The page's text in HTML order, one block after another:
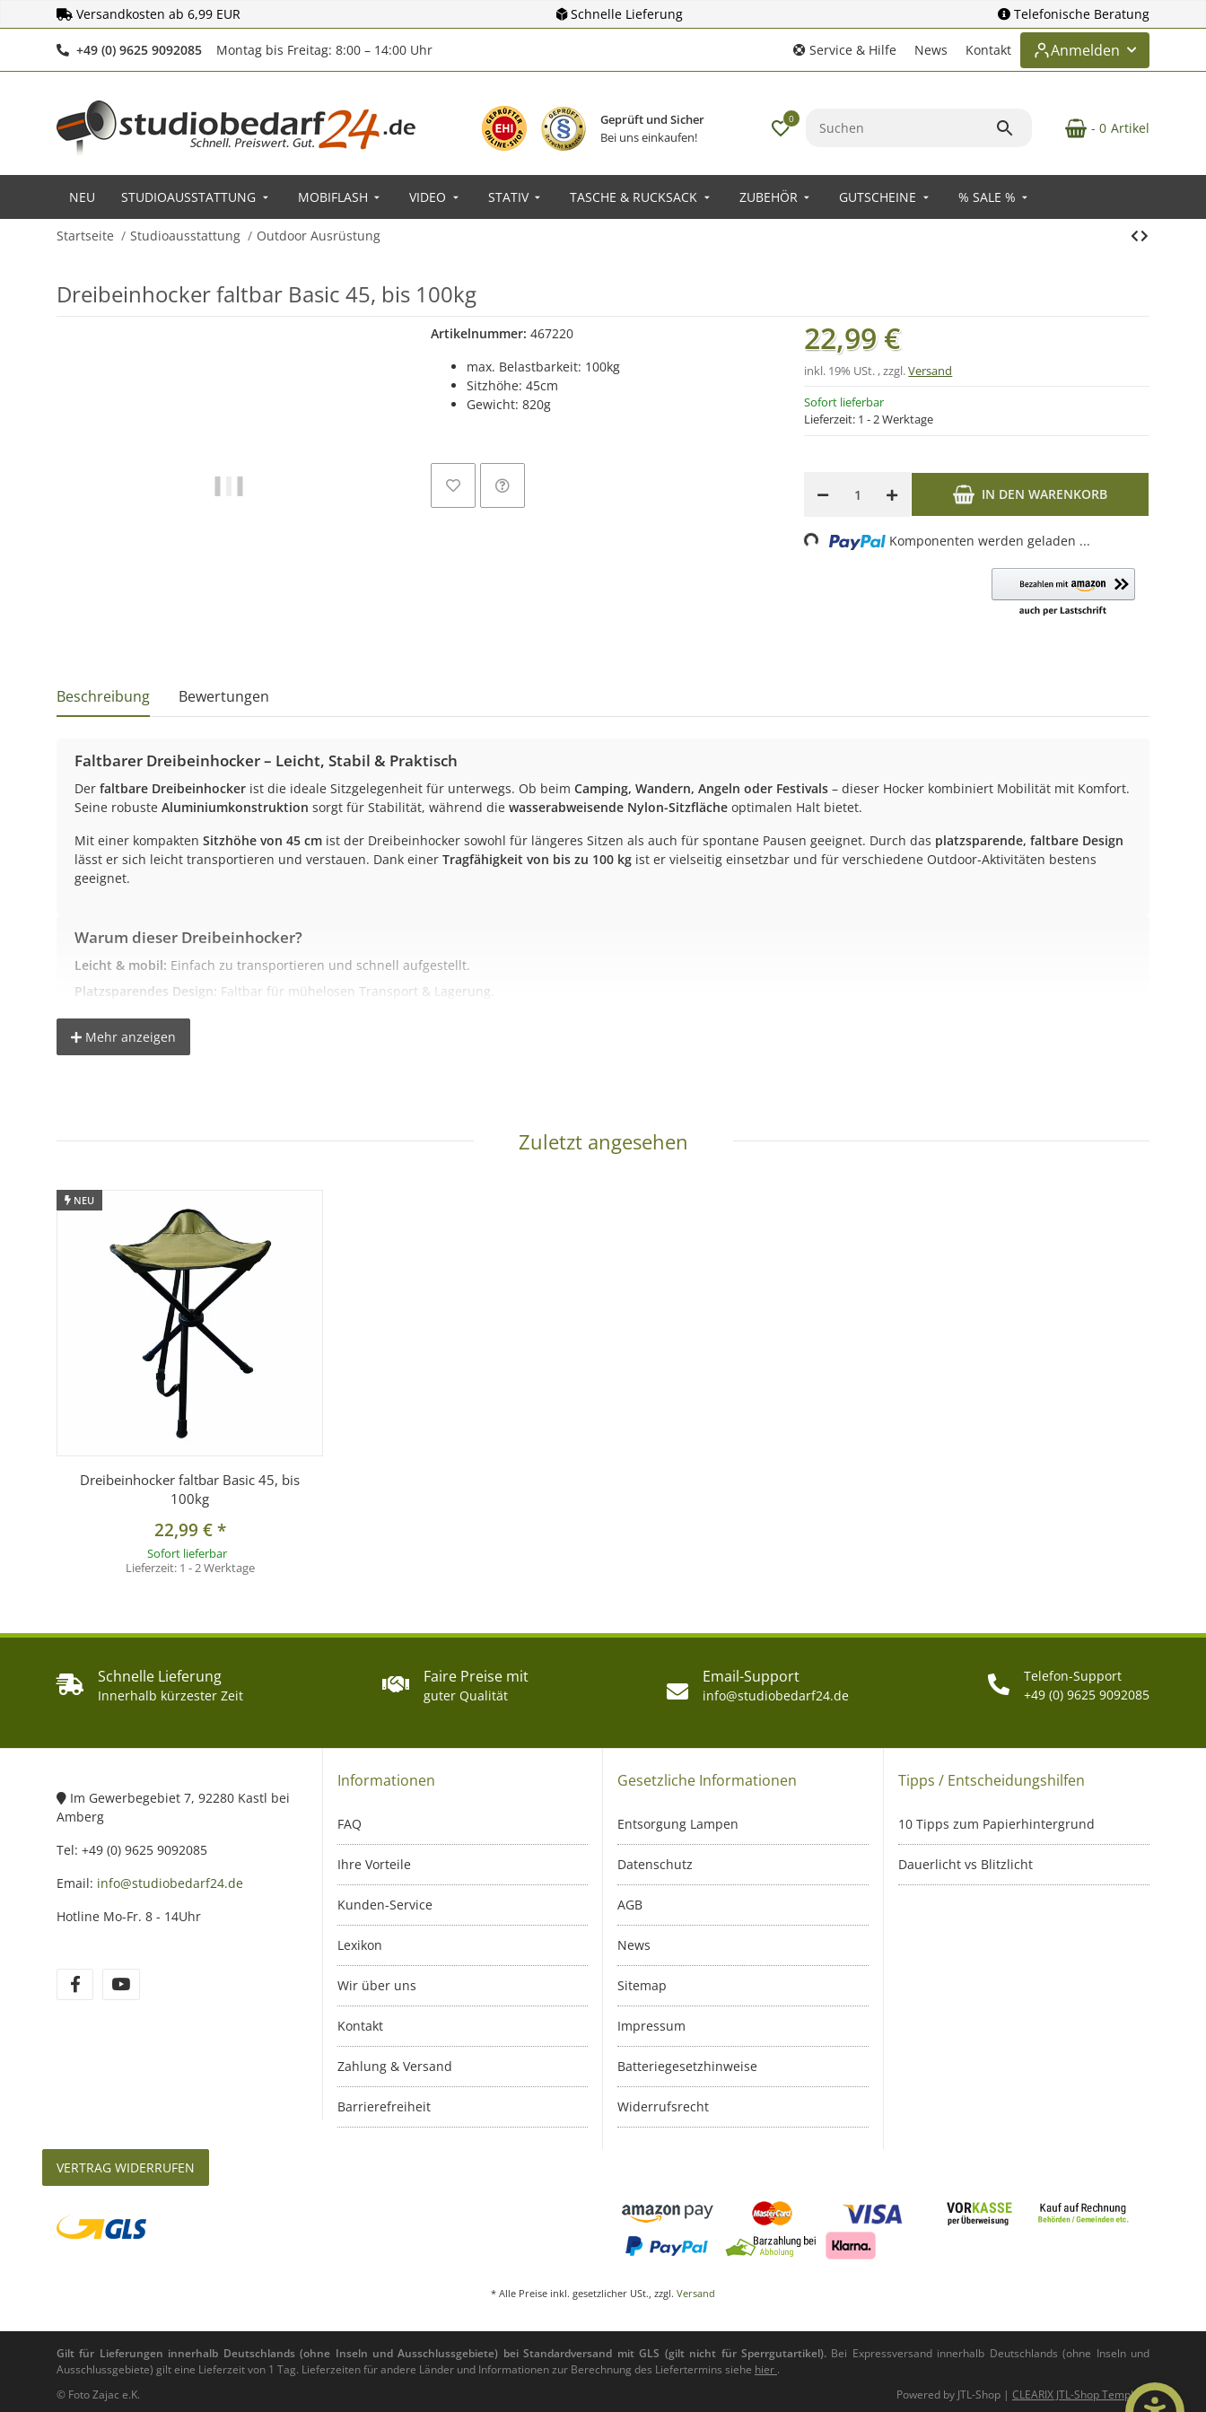
Versandkosten ab 6,99 EUR Schnelle Lieferung Telefonische Beratung
+49 (0) 9625 9092085Telefonnummer
Montag bis Freitag: 8:00 – 14:00 Uhr Service & Hilfe News Kontakt Anmelden
Geprüft und Sicher
Bei uns einkaufen!
0
- 0 Artikel
NEU STUDIOAUSSTATTUNG MOBIFLASH VIDEO STATIV TASCHE & RUCKSACK ZUBEHÖR GUTSCHEINE % SALE %
Startseite Studioausstattung Outdoor Ausrüstung
Dreibeinhocker faltbar Basic 45, bis 100kg
Artikelnummer: 467220
max. Belastbarkeit: 100kg
Sitzhöhe: 45cm
Gewicht: 820g
Sofort lieferbar
Lieferzeit: 1 - 2 Werktage
22,99 €
inkl. 19% USt. , zzgl.Versand
IN DEN WARENKORB
Loading... Komponenten werden geladen ...
Beschreibung Bewertungen
Faltbarer Dreibeinhocker – Leicht, Stabil & Praktisch
Der faltbare Dreibeinhocker ist die ideale Sitzgelegenheit für unterwegs. Ob beim Camping, Wandern, Angeln oder Festivals – dieser Hocker kombiniert Mobilität mit Komfort.
Seine robuste Aluminiumkonstruktion sorgt für Stabilität, während die wasserabweisende Nylon-Sitzfläche optimalen Halt bietet.
Mit einer kompakten Sitzhöhe von 45 cm ist der Dreibeinhocker sowohl für längeres Sitzen als auch für spontane Pausen geeignet. Durch das platzsparende, faltbare Design
lässt er sich leicht transportieren und verstauen. Dank einer Tragfähigkeit von bis zu 100 kg ist er vielseitig einsetzbar und für verschiedene Outdoor-Aktivitäten bestens
geeignet.
Warum dieser Dreibeinhocker?
Leicht & mobil: Einfach zu transportieren und schnell aufgestellt.
Platzsparendes Design: Faltbar für mühelosen Transport & Lagerung.
Robuste Materialien:
Vielseitig einsetzbar:
Sitzfläche:
Dreieckig, Kantenlänge 35 cm
Tragfähigkeit:Bis zu 100 kg
Faltbar:Ja, leicht zu transportieren
Leicht & handlich
Einsatzbereiche:Camping, Outdoor, Festivals, Wandern, Angeln
Lieferumfang
1x Dreibeinhocker (Sitzhöhe 45 cm)
Mehr anzeigen
Zuletzt angesehen
NEU
Dreibeinhocker faltbar Basic 45, bis
100kg
22,99 €*
Sofort lieferbar
Lieferzeit: 1 - 2 Werktage
Schnelle Lieferung
Innerhalb kürzester Zeit
Faire Preise mit
guter Qualität
Email-Support
info@studiobedarf24.de
Telefon-Support
+49 (0) 9625 9092085
Im Gewerbegebiet 7, 92280 Kastl bei
Amberg
Tel: +49 (0) 9625 9092085
Email: info@studiobedarf24.de
Hotline Mo-Fr. 8 - 14Uhr
Informationen
FAQ
Ihre Vorteile
Kunden-Service
Lexikon
Wir über uns
Kontakt
Zahlung & Versand
Barrierefreiheit
Gesetzliche Informationen
Entsorgung Lampen
Datenschutz
AGB
News
Sitemap
Impressum
Batteriegesetzhinweise
Widerrufsrecht
Tipps / Entscheidungshilfen
10 Tipps zum Papierhintergrund
Dauerlicht vs Blitzlicht
VERTRAG WIDERRUFEN
* Alle Preise inkl. gesetzlicher USt., zzgl. Versand
Gilt für Lieferungen innerhalb Deutschlands (ohne Inseln und Ausschlussgebiete) bei Standardversand mit GLS (gilt nicht für Sperrgutartikel).Bei Expressversand innerhalb Deutschlands (ohne Inseln und
Ausschlussgebiete) gilt eine Lieferzeit von 1 Tag. Lieferzeiten für andere Länder und Informationen zur Berechnung des Liefertermins siehe hier .
© Foto Zajac e.K.
Powered by JTL-Shop | CLEARIX JTL-Shop Template